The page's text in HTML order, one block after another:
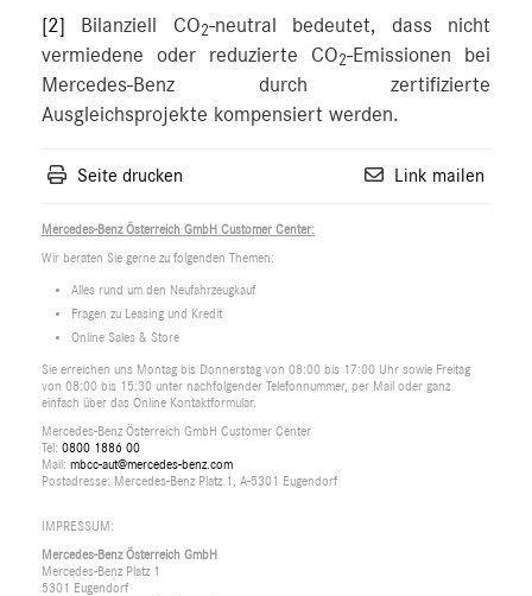
[2] Bilanziell CO2-neutral bedeutet, dass nicht
vermiedene oder reduzierte CO2-Emissionen bei
Mercedes-Benz durch zertifizierte
Ausgleichsprojekte kompensiert werden.
Seite drucken Link mailen
Mercedes-Benz Österreich GmbH Customer Center:
Wir beraten Sie gerne zu folgenden Themen:
Alles rund um den Neufahrzeugkauf
Fragen zu Leasing und Kredit
Online Sales & Store
Sie erreichen uns Montag bis Donnerstag von 08:00 bis 17:00 Uhr sowie Freitag
von 08:00 bis 15:30 unter nachfolgender Telefonnummer, per Mail oder ganz
einfach über das Online Kontaktformular.
Mercedes-Benz Österreich GmbH Customer Center
Tel: 0800 1886 00
Mail: mbcc-aut@mercedes-benz.com
Postadresse: Mercedes-Benz Platz 1, A-5301 Eugendorf
IMPRESSUM:
Mercedes-Benz Österreich GmbH
Mercedes-Benz Platz 1
5301 Eugendorf